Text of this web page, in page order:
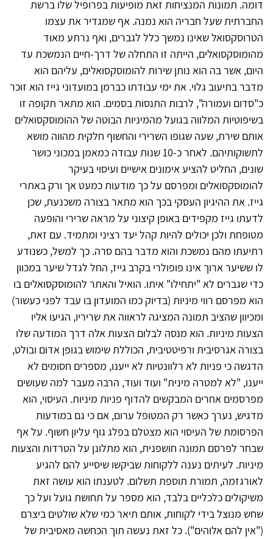
דומה. תמונות המנציחות זאת מופיעות בפרופיל שלו ברשת
החברתית שעל חבריה הוא נמנה. אף שמגדיר את עצמו
הטרוסקסואל שאינו נמשך כלל לגברים, ואף נרתע מאוד
מהומוסקסואלים, הייתה זו התחלה של דרך-חיים הנמשכת עד
היום, אשר בה הוא נותן שירות להומוסקסואלים, עליהם הוא
מדבר בתיעוב גלוי. את ימי עבודתו כברמן במועדוני גייז הוא זוכר
כ"סדום ועמורה", לרבות התנסות בסמים. הוא מתאר תקופה זו
בשיפוטיות המלווה בגועל מהמיניות הבוטה של ההומוסקסואלים
אותם שירת, שעה שגופו השרירי והחשוף חלקית מהווה מושא
לתשוקותיהם. לאחר כ-10 שנות עבודה כמאמן במכוני כושר
שונים, החליט להציע אימונים אישיים ועיסוי בעיקר
להומוסקסואלים ומפרסם על כך מודעות כמעט אך ורק באתרי
גייז. את ההיגיון העסקי בכך הוא מתאר בצורה משכנעת, שכן
לדעתו גייז מקפידים באופן קיצוני על מראה שרירי והופעה
מטופחת ולכן יכולים להיות קהל יעד רציני ומתמיד. עם זאת,
רתיעתו מהם נמשכת והוא מדבר בהם סרה. כך למשל, כשנודע
לו ששיער ארוך אינו פופולרי בקרב גייז, החל לגדל שיער במכוון
כדי שגברים לא "יתחילו" איתו. הואיל והאתר להומוסקסואלים בו
הוא מפרסם רווי מיניות (בדיוק כמו המועדון בו עבד לפני כעשור)
ומכיוון שהציב תמונה המציגה לראווה את שריריו, הגיעו אליו
הצעות מיניות. הוא מנסה לבלום הצעות אלה דרך המודעה שלו
בצורה אגרסיבית ורפיטטיבית, הכוללת שימוש בגופן אדום ובולט,
הדגשה כי פניות לא רלוונטיות לא ייענו, מספרים חסומים לא
ייענו, "לא למטרה מינית" ועוד ועוד, הרבה מעבר למה שעושים
מפרסמים אחרים המבקשים להדוף פניות מיניות. העיסוי, הוא
מדגיש, נערך כאשר רק המטופל ערום, אם כי גם במודעות
הפרסומת של העיסוי הוא מצטלם בפלג גוף עליון חשוף. על אף
שבחר לפרסם תמונה חושפנית, הוא מתלונן על הטרדות והצעות
מיניות. לעיתים נענה ללקוחות שביקשו שיסייע להם להגיע
לאורגזמה, תמורת תוספת תשלום. לטענתו הוא עושה זאת
משיקולים כלכליים בלבד, הוא מספר על תחושת גועל ועל כך
שחש מנוצל בידי לקוחות, אותם תיאר כמי שלא שולטים ביצרם
("אין להם אלוהים"). כל זאת נעשה תוך הכחשה מאסיבית של